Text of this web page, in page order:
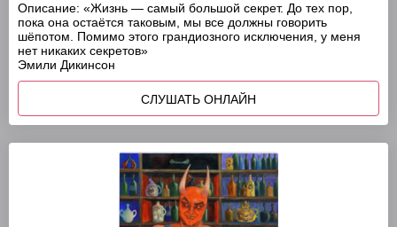
Описание: «Жизнь — самый большой секрет. До тех пор,
пока она остаётся таковым, мы все должны говорить
шёпотом. Помимо этого грандиозного исключения, у меня
нет никаких секретов»
Эмили Дикинсон
СЛУШАТЬ ОНЛАЙН